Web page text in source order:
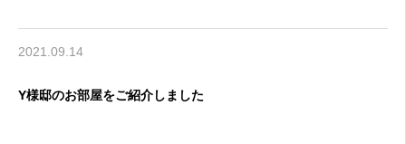
2021.09.14
Y様邸のお部屋をご紹介しました